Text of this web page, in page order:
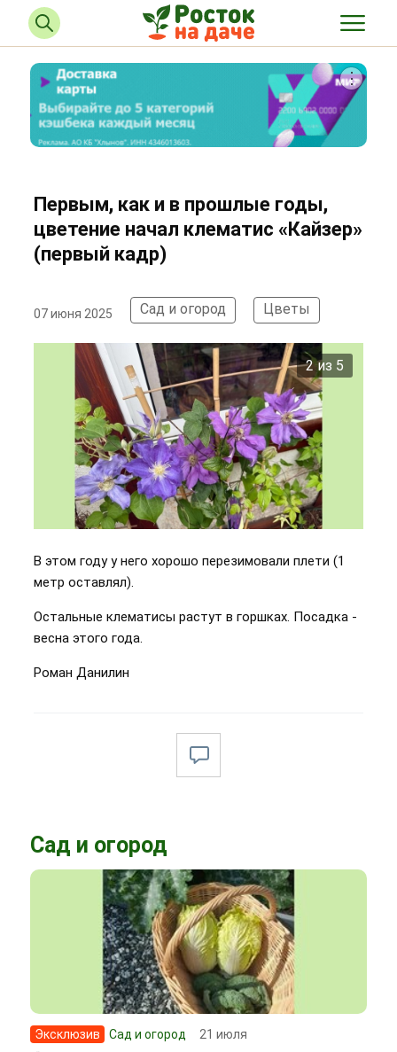
Первым, как и в прошлые годы,
цветение начал клематис «Кайзер»
(первый кадр)
07 июня 2025 Сад и огород Цветы
2 из 5
В этом году у него хорошо перезимовали плети (1
метр оставлял).
Остальные клематисы растут в горшках. Посадка -
весна этого года.
Роман Данилин
Сад и огород
Эксклюзив Сад и огород 21 июля